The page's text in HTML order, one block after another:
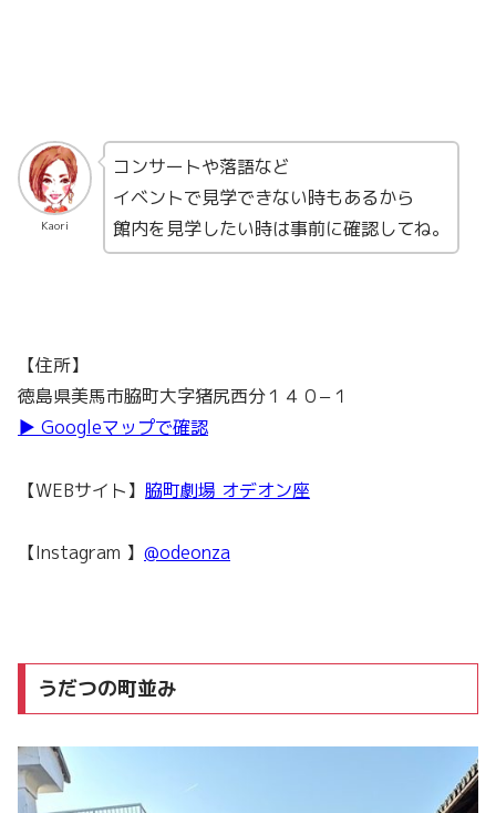
Kaori
コンサートや落語など
イベントで見学できない時もあるから
館内を見学したい時は事前に確認してね。
【住所】
徳島県美馬市脇町大字猪尻西分１４０−１
▶︎ Googleマップで確認
【WEBサイト】 脇町劇場 オデオン座
【Instagram 】 @odeonza
うだつの町並み